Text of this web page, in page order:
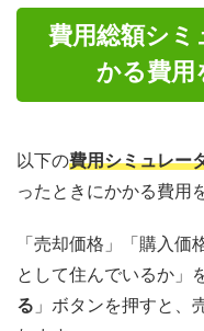
費用総額シミ
かる費用
以下の費用シミュレー
ったときにかかる費用
「売却価格」「購入価
として住んでいるか」
る 」ボタンを押すと、